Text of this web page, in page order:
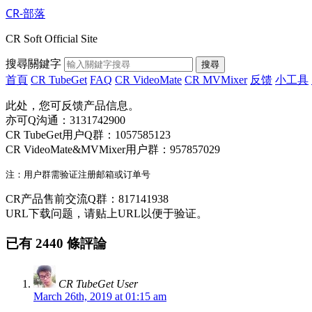
CR-部落
CR Soft Official Site
搜尋關鍵字 搜尋
首頁 CR TubeGet FAQ CR VideoMate CR MVMixer 反馈 小工具
此处，您可反馈产品信息。
亦可Q沟通：3131742900
CR TubeGet用户Q群：1057585123
CR VideoMate&MVMixer用户群：957857029
CR产品售前交流Q群：817141938
URL下载问题，请贴上URL以便于验证。
已有 2440 條評論
CR TubeGet User
March 26th, 2019 at 01:15 am